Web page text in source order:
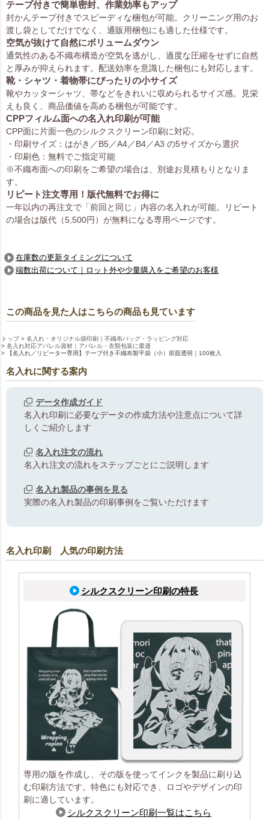
テープ付きで簡単密封、作業効率もアップ
封かんテープ付きでスピーディな梱包が可能。クリーニング用のお
渡し袋としてだけでなく、通販用梱包にも適した仕様です。
空気が抜けて自然にボリュームダウン
通気性のある不織布構造が空気を逃がし、過度な圧縮をせずに自然
と厚みが抑えられます。配送効率を意識した梱包にも対応します。
靴・シャツ・着物帯にぴったりの小サイズ
靴やカッターシャツ、帯などをきれいに収められるサイズ感。見栄
えも良く、商品価値を高める梱包が可能です。
CPPフィルム面への名入れ印刷が可能
CPP面に片面一色のシルクスクリーン印刷に対応。
・印刷サイズ：はがき／B5／A4／B4／A3 の5サイズから選択
・印刷色：無料でご指定可能
※不織布面への印刷をご希望の場合は、別途お見積もりとなりま
す。
リピート注文専用！版代無料でお得に
一年以内の再注文で「前回と同じ」内容の名入れが可能。リピート
の場合は版代（5,500円）が無料になる専用ページです。
在庫数の更新タイミングについて
端数出荷について｜ロット外や少量購入をご希望のお客様
この商品を見た人はこちらの商品も見ています
トップ
名入れ・オリジナル袋印刷｜不織布バッグ・ラッピング対応
名入れ対応アパレル資材｜アパレル・衣類包装に最適
【名入れ／リピーター専用】テープ付き不織布製平袋（小）前面透明｜100枚入
名入れに関する案内
データ作成ガイド
名入れ印刷に必要なデータの作成方法や注意点について詳
しくご紹介します
名入れ注文の流れ
名入れ注文の流れをステップごとにご説明します
名入れ製品の事例を見る
実際の名入れ製品の印刷事例をご覧いただけます
名入れ印刷 人気の印刷方法
シルクスクリーン印刷の特長
専用の版を作成し、その版を使ってインクを製品に刷り込
む印刷方法です。特色にも対応でき、ロゴやデザインの印
刷に適しています。
シルクスクリーン印刷一覧はこちら